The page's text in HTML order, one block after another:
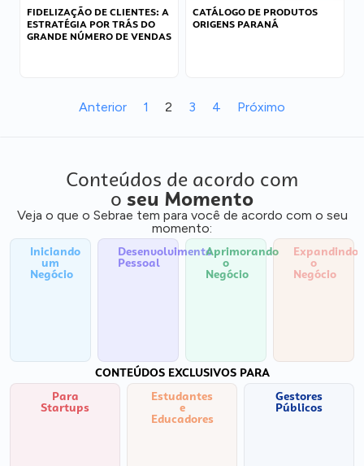
FIDELIZAÇÃO DE CLIENTES: A
ESTRATÉGIA POR TRÁS DO
GRANDE NÚMERO DE VENDAS
CATÁLOGO DE PRODUTOS
ORIGENS PARANÁ
Anterior 1 2 3 4 Próximo
Conteúdos de acordo com
o seu Momento
Veja o que o Sebrae tem para você de acordo com o seu
momento:
Iniciando
um
Negócio
Desenvolvimento
Pessoal
Aprimorando
o
Negócio
Expandindo
o
Negócio
CONTEÚDOS EXCLUSIVOS PARA
Para
Startups
Estudantes
e
Educadores
Gestores
Públicos